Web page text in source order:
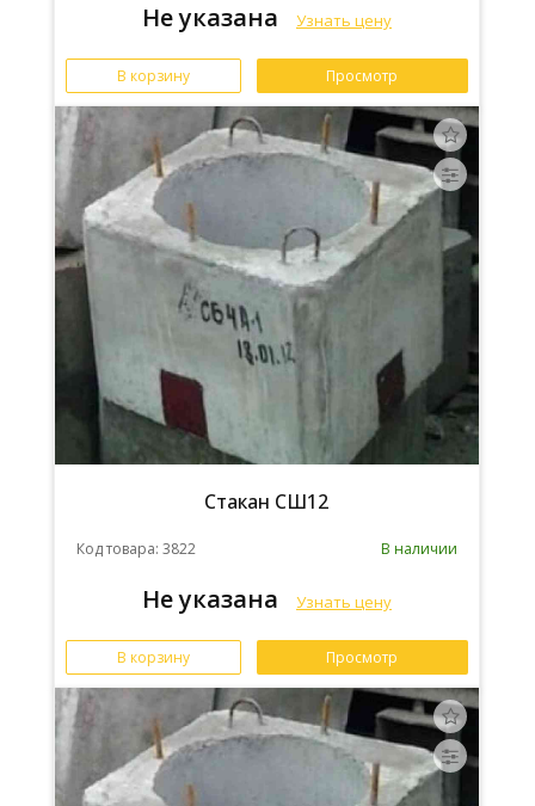
Не указана Узнать цену
В корзину Просмотр
Стакан СШ12
Код товара: 3822 В наличии
Не указана Узнать цену
В корзину Просмотр